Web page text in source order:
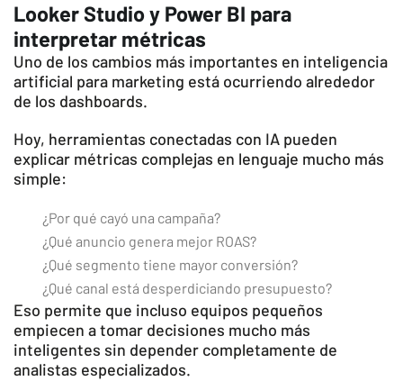
Looker Studio y Power BI para
interpretar métricas
Uno de los cambios más importantes en inteligencia
artificial para marketing está ocurriendo alrededor
de los dashboards.
Hoy, herramientas conectadas con IA pueden
explicar métricas complejas en lenguaje mucho más
simple:
¿Por qué cayó una campaña?
¿Qué anuncio genera mejor ROAS?
¿Qué segmento tiene mayor conversión?
¿Qué canal está desperdiciando presupuesto?
Eso permite que incluso equipos pequeños
empiecen a tomar decisiones mucho más
inteligentes sin depender completamente de
analistas especializados.